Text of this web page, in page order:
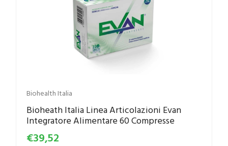
Biohealth Italia
Bioheath Italia Linea Articolazioni Evan
Integratore Alimentare 60 Compresse
€39,52